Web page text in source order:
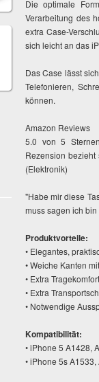
Die optimale
Verarbeitung des
extra Case-
sich leicht an das
Das Case lässt
Telefonieren,
können.
Amazon Reviews
5.0 von 5
Rezension
(Elektronik)
"Habe mir diese
muss sagen ich
Produktvorteile:
• Elegantes,
• Weiche Kanten
• Extra
• Extra
• Notwendige
Kompatibilität:
• iPhone 5 A1428,
• iPhone 5s